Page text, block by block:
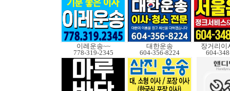
이레운송~~
778-319-2345
대한운송
604-356-8224
장거리이
604-